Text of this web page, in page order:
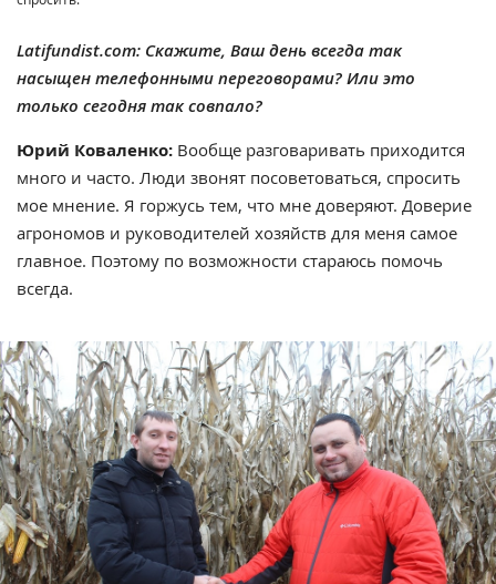
Latifundist.com: Скажите, Ваш день всегда так
насыщен телефонными переговорами? Или это
только сегодня так совпало?
Юрий Коваленко: Вообще разговаривать приходится
много и часто. Люди звонят посоветоваться, спросить
мое мнение. Я горжусь тем, что мне доверяют. Доверие
агрономов и руководителей хозяйств для меня самое
главное. Поэтому по возможности стараюсь помочь
всегда.